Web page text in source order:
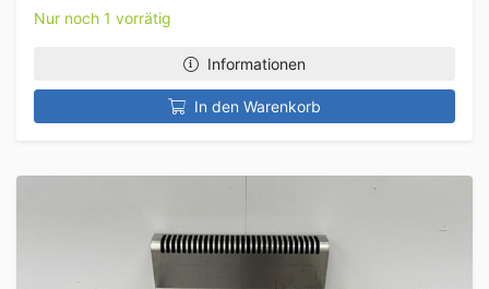
Nur noch 1 vorrätig
Informationen
In den Warenkorb